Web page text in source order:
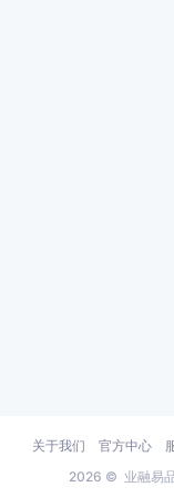
2026 © 业融易
关于我们 官方中心